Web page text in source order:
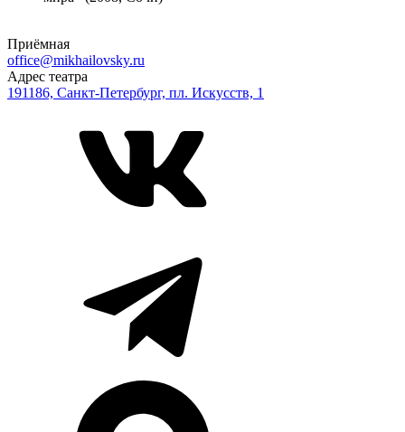
Приёмная
office@mikhailovsky.ru
Адрес театра
191186, Санкт-Петербург, пл. Искусств, 1